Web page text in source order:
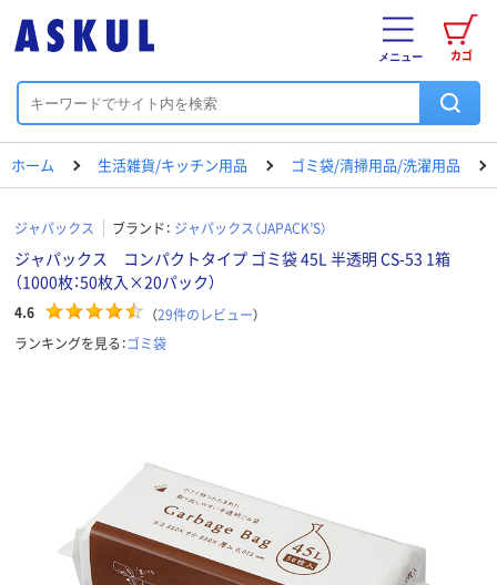
カゴ
メニュー
ホーム 生活雑貨/キッチン用品 ゴミ袋/清掃用品/洗濯用品
ジャパックス ブランド： ジャパックス（JAPACK’S）
ジャパックス コンパクトタイプ ゴミ袋 45L 半透明 CS-53 1箱
（1000枚：50枚入×20パック）
4.6 （29件のレビュー）
ランキングを見る：ゴミ袋